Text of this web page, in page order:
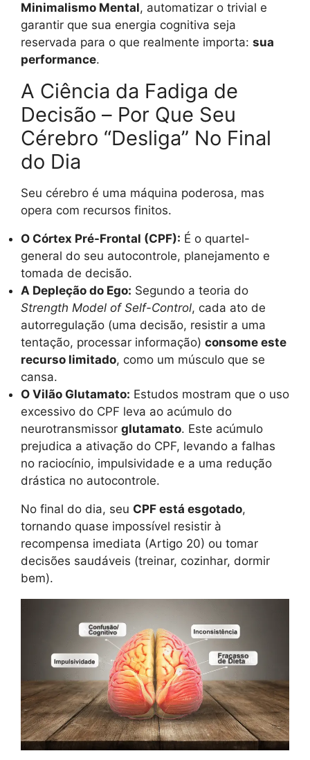
Minimalismo Mental, automatizar o trivial e
garantir que sua energia cognitiva seja
reservada para o que realmente importa: sua
performance.
A Ciência da Fadiga de
Decisão – Por Que Seu
Cérebro “Desliga” No Final
do Dia
Seu cérebro é uma máquina poderosa, mas
opera com recursos finitos.
O Córtex Pré-Frontal (CPF): É o quartel-
general do seu autocontrole, planejamento e
tomada de decisão.
A Depleção do Ego: Segundo a teoria do
Strength Model of Self-Control, cada ato de
autorregulação (uma decisão, resistir a uma
tentação, processar informação) consome este
recurso limitado, como um músculo que se
cansa.
O Vilão Glutamato: Estudos mostram que o uso
excessivo do CPF leva ao acúmulo do
neurotransmissor glutamato. Este acúmulo
prejudica a ativação do CPF, levando a falhas
no raciocínio, impulsividade e a uma redução
drástica no autocontrole.
No final do dia, seu CPF está esgotado,
tornando quase impossível resistir à
recompensa imediata (Artigo 20) ou tomar
decisões saudáveis (treinar, cozinhar, dormir
bem).